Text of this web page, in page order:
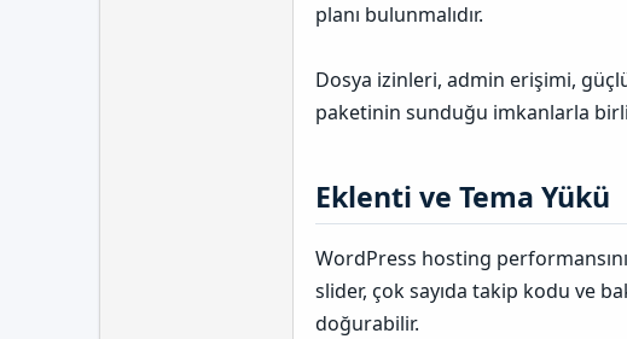
planı bulunmalıdır.
Dosya izinleri, admin erişimi,
paketinin sunduğu imkanlarla
Eklenti ve Tema Yükü​
WordPress hosting
slider, çok sayıda takip kodu ve
doğurabilir.